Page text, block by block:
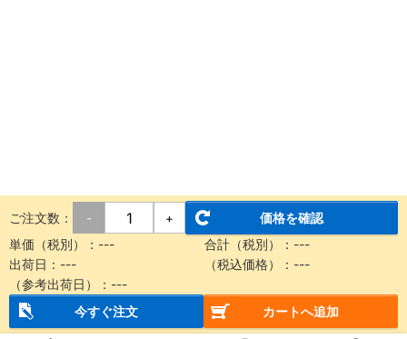
ご注文数： - +
価格を確認
単価（税別）：---
合計（税別）：---
出荷日：---
（税込価格）：---
（参考出荷日）：---
今すぐ注文
カートへ追加